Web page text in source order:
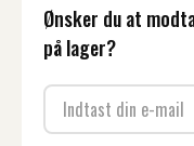
Ønsker du at
på lager?